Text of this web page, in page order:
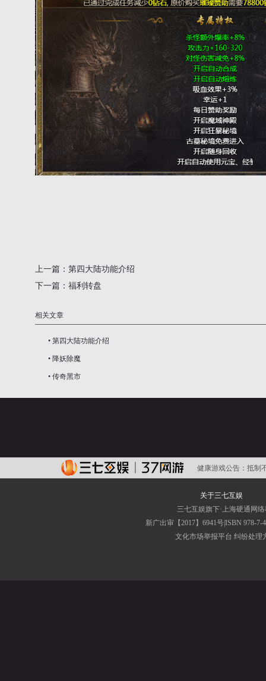
上一篇： 第四大陆功能介绍
下一篇： 福利转盘
相关文章
• 第四大陆功能介绍
• 降妖除魔
• 传奇黑市
健康游戏公告： 抵制
关于三七互娱
三七互娱旗下·上海硬通网
新广出审【2017】6941号|ISBN 978-
文化市场举报平台 纠纷处理